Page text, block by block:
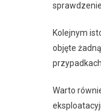
Kolejnym
objęte
Warto